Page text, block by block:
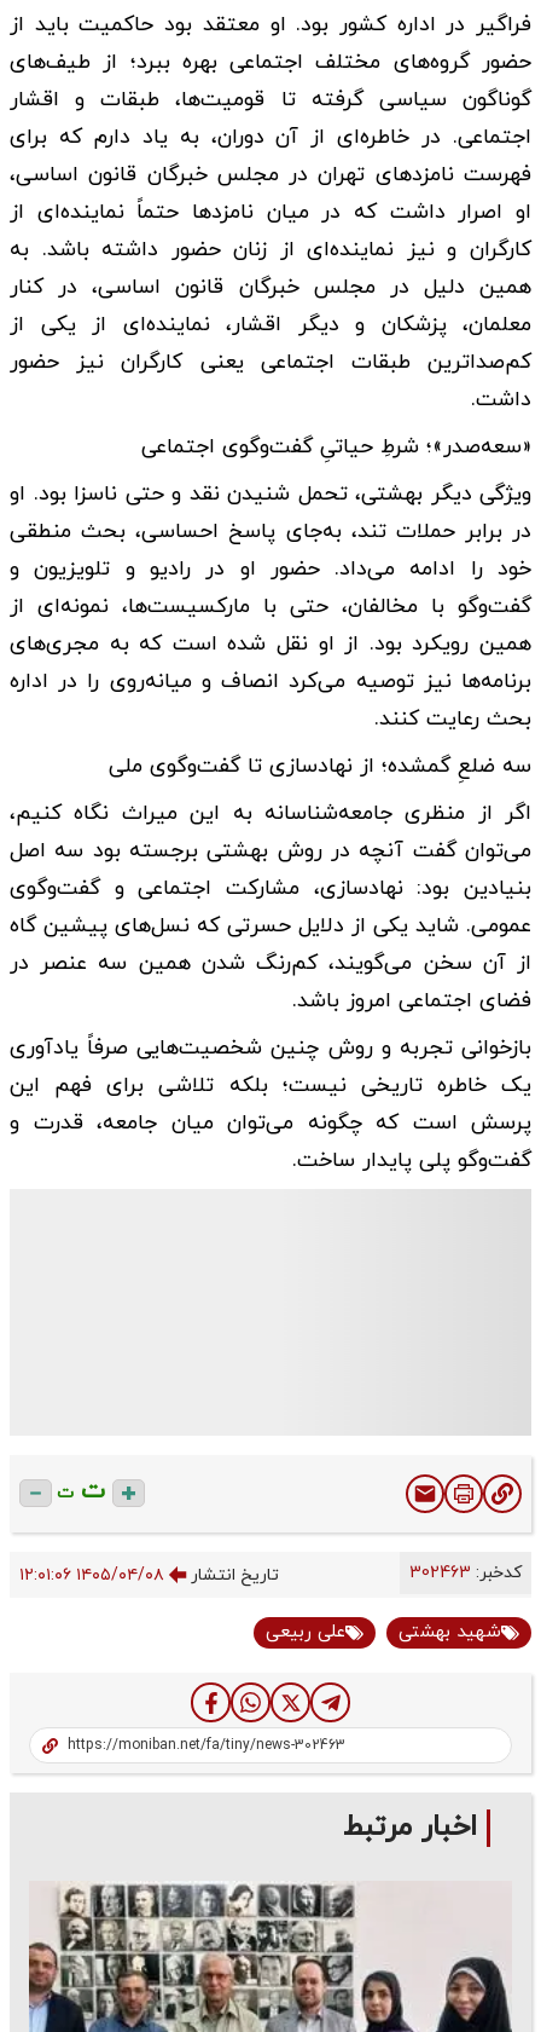
فراگیر در اداره کشور بود. او معتقد بود حاکمیت باید از
حضور گروه‌های مختلف اجتماعی بهره ببرد؛ از طیف‌های
گوناگون سیاسی گرفته تا قومیت‌ها، طبقات و اقشار
اجتماعی. در خاطره‌ای از آن دوران، به یاد دارم که برای
فهرست نامزدهای تهران در مجلس خبرگان قانون اساسی،
او اصرار داشت که در میان نامزدها حتماً نماینده‌ای از
کارگران و نیز نماینده‌ای از زنان حضور داشته باشد. به
همین دلیل در مجلس خبرگان قانون اساسی، در کنار
معلمان، پزشکان و دیگر اقشار، نماینده‌ای از یکی از
کم‌صداترین طبقات اجتماعی یعنی کارگران نیز حضور
داشت.
«سعه‌صدر»؛ شرطِ حیاتیِ گفت‌وگوی اجتماعی
ویژگی دیگر بهشتی، تحمل شنیدن نقد و حتی ناسزا بود. او
در برابر حملات تند، به‌جای پاسخ احساسی، بحث منطقی
خود را ادامه می‌داد. حضور او در رادیو و تلویزیون و
گفت‌وگو با مخالفان، حتی با مارکسیست‌ها، نمونه‌ای از
همین رویکرد بود. از او نقل شده است که به مجری‌های
برنامه‌ها نیز توصیه می‌کرد انصاف و میانه‌روی را در اداره
بحث رعایت کنند.
سه ضلعِ گمشده؛ از نهادسازی تا گفت‌وگوی ملی
اگر از منظری جامعه‌شناسانه به این میراث نگاه کنیم،
می‌توان گفت آنچه در روش بهشتی برجسته بود سه اصل
بنیادین بود: نهادسازی، مشارکت اجتماعی و گفت‌وگوی
عمومی. شاید یکی از دلایل حسرتی که نسل‌های پیشین گاه
از آن سخن می‌گویند، کم‌رنگ شدن همین سه عنصر در
فضای اجتماعی امروز باشد.
بازخوانی تجربه و روش چنین شخصیت‌هایی صرفاً یادآوری
یک خاطره تاریخی نیست؛ بلکه تلاشی برای فهم این
پرسش است که چگونه می‌توان میان جامعه، قدرت و
گفت‌وگو پلی پایدار ساخت.
ت ت
کدخبر: تاریخ انتشار ۱۴۰۵/۰۴/۰۸ ۱۲:۰۱:۰۶
شهید بهشتی علی ربیعی
اخبار مرتبط